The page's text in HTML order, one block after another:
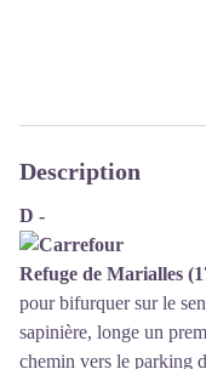
Description
D -
Refuge de Marialles
pour bifurquer sur le
sapinière, longe un
chemin vers le parking